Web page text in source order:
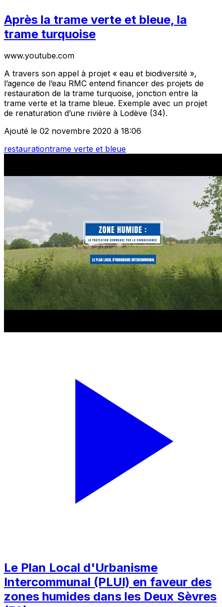
Après la trame verte et bleue, la
trame turquoise
www.youtube.com
A travers son appel à projet « eau et biodiversité »,
l’agence de l’eau RMC entend financer des projets de
restauration de la trame turquoise, jonction entre la
trame verte et la trame bleue. Exemple avec un projet
de renaturation d’une rivière à Lodève (34).
Ajouté le 02 novembre 2020 à 18:06
restaurationtrame verte et bleue
Le Plan Local d'Urbanisme
Intercommunal (PLUI) en faveur des
zones humides dans les Deux Sèvres